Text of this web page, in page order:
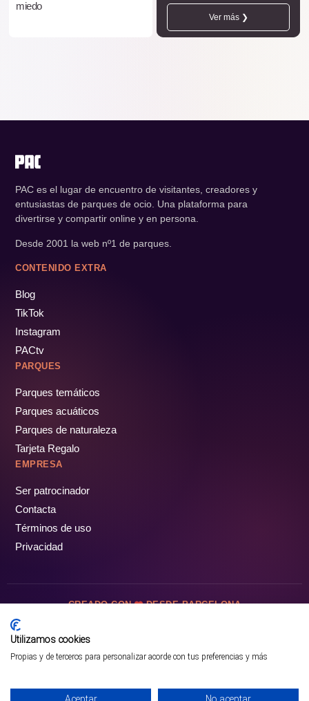
miedo
Ver más ❯
PAC es el lugar de encuentro de visitantes, creadores y
entusiastas de parques de ocio. Una plataforma para
divertirse y compartir online y en persona.
Desde 2001 la web nº1 de parques.
CONTENIDO EXTRA
Blog
TikTok
Instagram
PACtv
PARQUES
Parques temáticos
Parques acuáticos
Parques de naturaleza
Tarjeta Regalo
EMPRESA
Ser patrocinador
Contacta
Términos de uso
Privacidad
CREADO CON DESDE BARCELONA
Utilizamos cookies
Propias y de terceros para personalizar acorde con tus preferencias y más